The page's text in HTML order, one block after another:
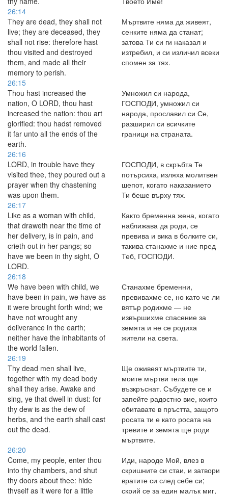
26:14
They are dead, they shall not
live; they are deceased, they
shall not rise: therefore hast
thou visited and destroyed
them, and made all their
memory to perish.
Мъртвите няма да живеят,
сенките няма да станат;
затова Ти си ги наказал и
изтребил, и си изличил всеки
спомен за тях.
26:15
Thou hast increased the
nation, O LORD, thou hast
increased the nation: thou art
glorified: thou hadst removed
it far unto all the ends of the
earth.
Умножил си народа,
ГОСПОДИ, умножил си
народа, прославил си Се,
разширил си всичките
граници на страната.
26:16
LORD, in trouble have they
visited thee, they poured out a
prayer when thy chastening
was upon them.
ГОСПОДИ, в скръбта Те
потърсиха, изляха молитвен
шепот, когато наказанието
Ти беше върху тях.
26:17
Like as a woman with child,
that draweth near the time of
her delivery, is in pain, and
crieth out in her pangs; so
have we been in thy sight, O
LORD.
Както бременна жена, когато
наближава да роди, се
превива и вика в болките си,
такива станахме и ние пред
Теб, ГОСПОДИ.
26:18
We have been with child, we
have been in pain, we have as
it were brought forth wind; we
have not wrought any
deliverance in the earth;
neither have the inhabitants of
the world fallen.
Станахме бременни,
превивахме се, но като че ли
вятър родихме — не
извършихме спасение за
земята и не се родиха
жители на света.
26:19
Thy dead men shall live,
together with my dead body
shall they arise. Awake and
sing, ye that dwell in dust: for
thy dew is as the dew of
herbs, and the earth shall cast
out the dead.
Ще оживеят мъртвите ти,
моите мъртви тела ще
възкръснат. Събудете се и
запейте радостно вие, които
обитавате в пръстта, защото
росата ти е като росата на
тревите и земята ще роди
мъртвите.
26:20
Come, my people, enter thou
into thy chambers, and shut
thy doors about thee: hide
thyself as it were for a little
Иди, народе Мой, влез в
скришните си стаи, и затвори
вратите си след себе си;
скрий се за един малък миг,